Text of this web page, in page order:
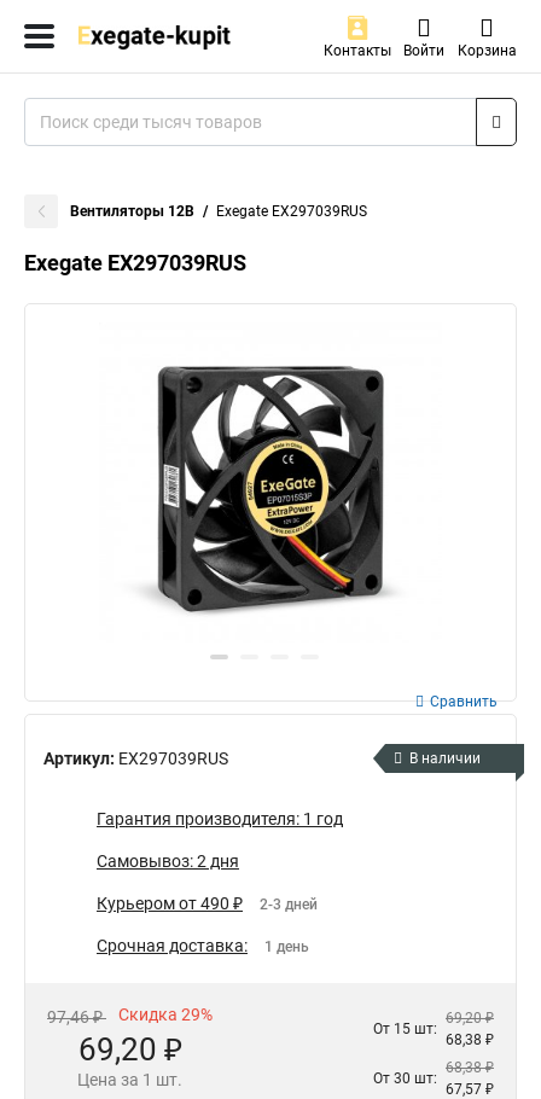
Контакты Войти Корзина
Вентиляторы 12В Exegate EX297039RUS
Exegate EX297039RUS
Артикул: EX297039RUS
Сравнить
В наличии
Гарантия производителя: 1 год
Самовывоз: 2 дня
Курьером от 490 ₽ 2-3 дней
Срочная доставка: 1 день
97,46 ₽ Скидка 29%
69,20 ₽
Цена за 1 шт.
От 15 шт:
69,20 ₽
68,38 ₽
От 30 шт:
68,38 ₽
67,57 ₽